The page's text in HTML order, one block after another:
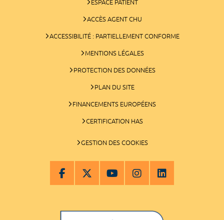
ESPACE PATIENT
ACCÈS AGENT CHU
ACCESSIBILITÉ : PARTIELLEMENT CONFORME
MENTIONS LÉGALES
PROTECTION DES DONNÉES
PLAN DU SITE
FINANCEMENTS EUROPÉENS
CERTIFICATION HAS
GESTION DES COOKIES